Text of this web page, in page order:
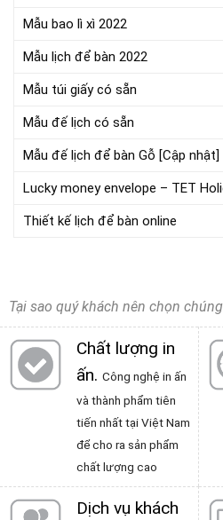
Mẫu bao lì xì 2022
Mẫu lịch để bàn 2022
Mẫu túi giấy có sẵn
Mẫu đế lịch có sẵn
Mẫu đế lịch để bàn Gỗ [Cập nhật]
Lucky money envelope – TET
Thiết kế lịch để bàn online
Tại sao quý khách nên chọn
Chất lượng in
ấn. Công nghệ in ấn
và thành phẩm tiên
tiến nhất tại Việt Nam
để cho ra sản phẩm
chất lượng cao
Dịch vụ khách